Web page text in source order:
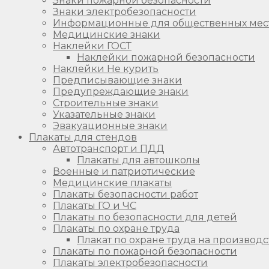
Знаки электробезопасности
Информационные для общественных
Медицинские знаки
Наклейки ГОСТ
Наклейки пожарной безопасности
Наклейки Не курить
Предписывающие знаки
Предупреждающие знаки
Строительные знаки
Указательные знаки
Эвакуационные знаки
Плакаты для стендов
Автотранспорт и ПДД
Плакаты для автошколы
Военные и патриотические
Медицинские плакаты
Плакаты безопасности работ
Плакаты ГО и ЧС
Плакаты по безопасности для детей
Плакаты по охране труда
Плакат по охране труда на
Плакаты по пожарной безопасности
Плакаты электробезопасности